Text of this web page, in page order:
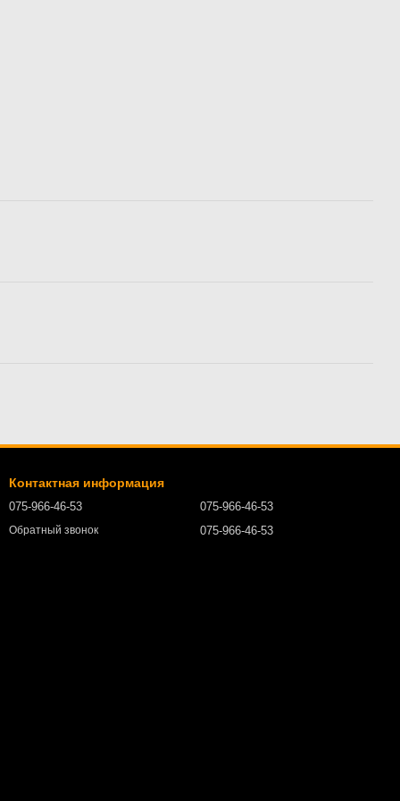
Контактная информация
075-966-46-53
Обратный звонок
075-966-46-53
075-966-46-53